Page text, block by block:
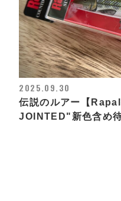
2025.09.30
伝説のルアー【
JOINTED"新色含め